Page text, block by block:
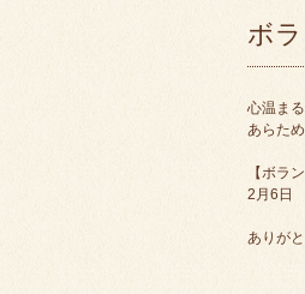
ボ
心温ま
あらた
【ボラ
2月6日
ありが